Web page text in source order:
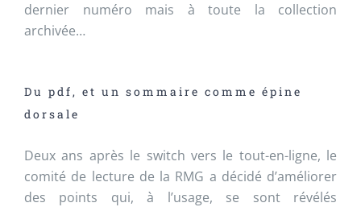
dernier numéro mais à toute la collection
archivée…
Du pdf, et un sommaire comme épine
dorsale
Deux ans après le switch vers le tout-en-ligne, le
comité de lecture de la RMG a décidé d’améliorer
des points qui, à l’usage, se sont révélés